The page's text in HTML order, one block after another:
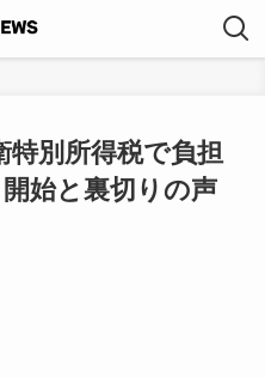
特別所得税で負担
始と裏切りの声